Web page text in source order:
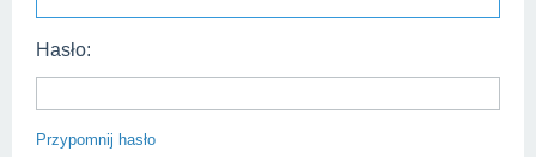
Hasło:
Przypomnij hasło